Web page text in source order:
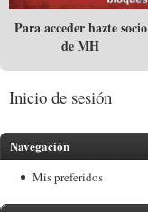
Para acceder hazte socio
de MH
Inicio de sesión
Navegación
Mis preferidos